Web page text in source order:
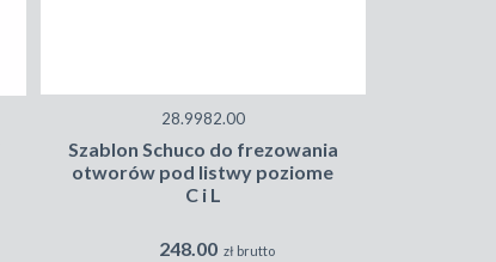
28.9982.00
Szablon Schuco do frezowania
otworów pod listwy poziome
C i L
248.00 zł brutto